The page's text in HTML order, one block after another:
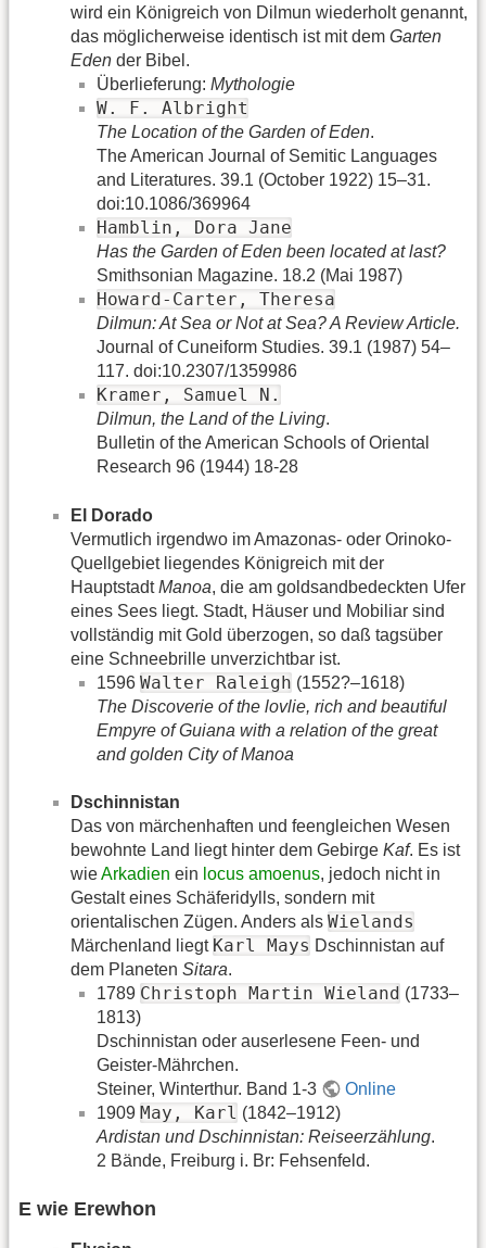
wird ein Königreich von Dilmun wiederholt genannt,
das möglicherweise identisch ist mit dem Garten
Eden der Bibel.
Überlieferung: Mythologie
W. F. Albright
The Location of the Garden of Eden.
The American Journal of Semitic Languages
and Literatures. 39.1 (October 1922) 15–31.
doi:10.1086/369964
Hamblin, Dora Jane
Has the Garden of Eden been located at last?
Smithsonian Magazine. 18.2 (Mai 1987)
Howard-Carter, Theresa
Dilmun: At Sea or Not at Sea? A Review Article.
Journal of Cuneiform Studies. 39.1 (1987) 54–
117. doi:10.2307/1359986
Kramer, Samuel N.
Dilmun, the Land of the Living.
Bulletin of the American Schools of Oriental
Research 96 (1944) 18-28
El Dorado
Vermutlich irgendwo im Amazonas- oder Orinoko-
Quellgebiet liegendes Königreich mit der
HauptstadtManoa, die am goldsandbedeckten Ufer
eines Sees liegt. Stadt, Häuser und Mobiliar sind
vollständig mit Gold überzogen, so daß tagsüber
eine Schneebrille unverzichtbar ist.
1596 Walter Raleigh (1552?–1618)
The Discoverie of the lovlie, rich and beautiful
Empyre of Guiana with a relation of the great
and golden City of Manoa
Dschinnistan
Das von märchenhaften und feengleichen Wesen
bewohnte Land liegt hinter dem Gebirge Kaf. Es ist
wieArkadien ein locus amoenus, jedoch nicht in
Gestalt eines Schäferidylls, sondern mit
orientalischen Zügen. Anders als Wielands
Märchenland liegt Karl Mays Dschinnistan auf
dem Planeten Sitara.
1789 Christoph Martin Wieland (1733–
1813)
Dschinnistan oder auserlesene Feen- und
Geister-Mährchen.
Steiner, Winterthur. Band 1-3
Online
1909 May, Karl (1842–1912)
Ardistan und Dschinnistan: Reiseerzählung.
2 Bände, Freiburg i. Br: Fehsenfeld.
E wie Erewhon